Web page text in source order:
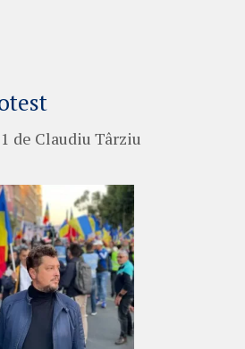
de Claudiu Târziu